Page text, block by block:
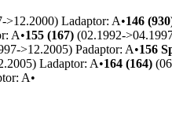
>12.2000) Ladaptor: A•146
A•155 (167) (02.1992-
>12.2005) Padaptor: A•156
Ladaptor: A•164 (164)
A•